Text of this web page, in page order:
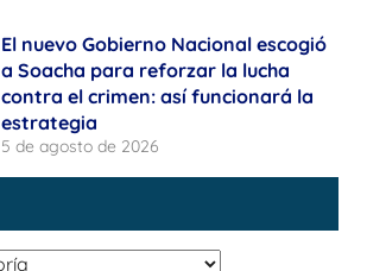
El nuevo Gobierno Nacional escogió
a Soacha para reforzar la lucha
contra el crimen: así funcionará la
estrategia
5 de agosto de 2026